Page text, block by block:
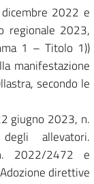
2022 e
regionale 2023,
1 – Titolo 1))
manifestazione
secondo le
giugno 2023, n.
allevatori.
2022/2472 e
direttive